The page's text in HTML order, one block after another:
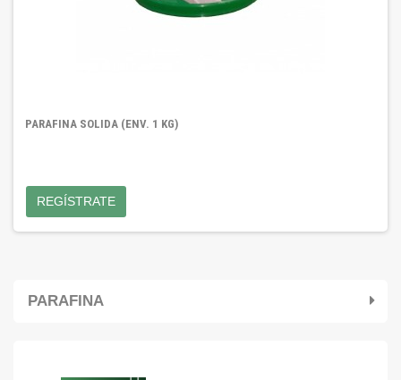
PARAFINA
PARAFINA SOLIDA (ENV. 1 KG)
REGÍSTRATE